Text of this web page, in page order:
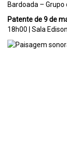
Bardoada – Grupo
Patente de 9 de
18h00 | Sala